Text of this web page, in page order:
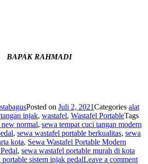
BAPAK RAHMADI
Posted on Juli 2, 2021Categories alat
injak, wastafel, Wastafel PortableTags
new normal, sewa tempat cuci tangan modern
, sewa wastafel portable berkualitas, sewa
kota, Sewa Wastafel Portable Modern
, sewa wastafel portable murah di kota
portable sistem injak pedalLeave a comment